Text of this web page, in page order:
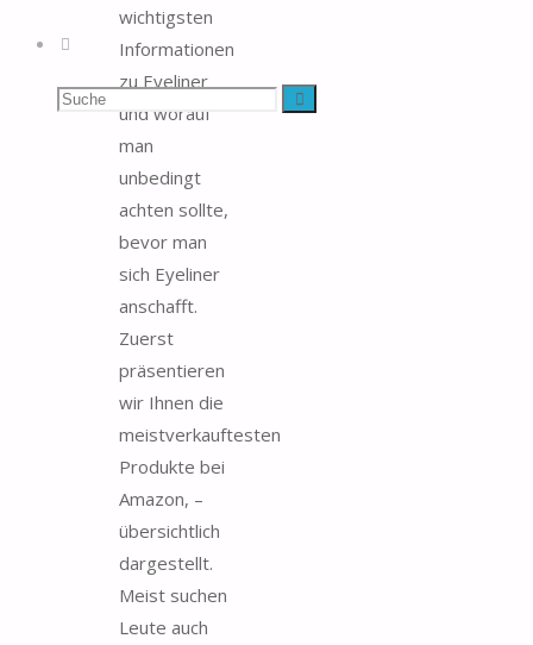
Suche
Suchen Suche
wichtigsten
Informationen
zu Eyeliner
und worauf
man
unbedingt
achten sollte,
bevor man
sich Eyeliner
anschafft.
Zuerst
präsentieren
wir Ihnen die
meistverkauftesten
Produkte bei
Amazon, –
übersichtlich
dargestellt.
Meist suchen
Leute auch